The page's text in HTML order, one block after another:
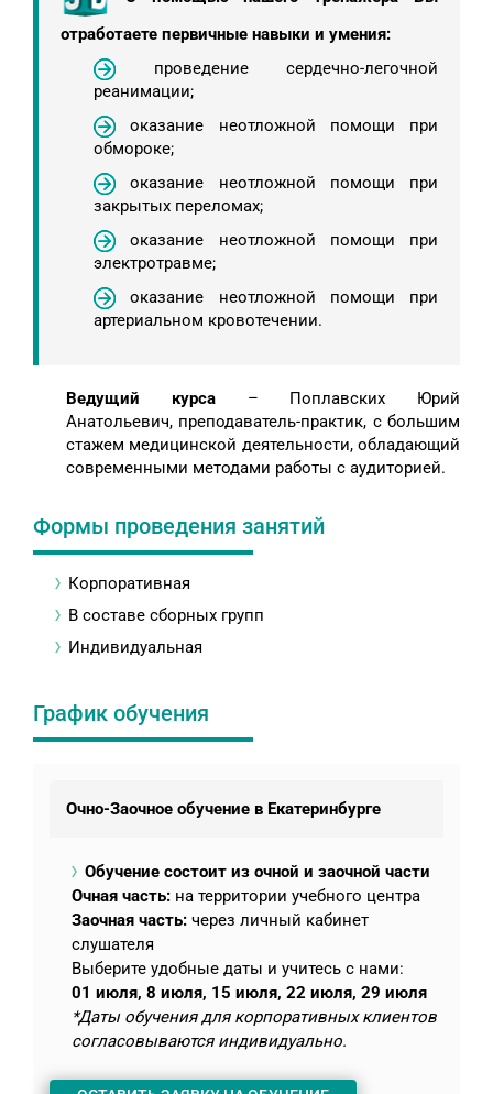
отработаете первичные навыки и умения:
проведение сердечно-легочной
реанимации;
оказание неотложной помощи при
обмороке;
оказание неотложной помощи при
закрытых переломах;
оказание неотложной помощи при
электротравме;
оказание неотложной помощи при
артериальном кровотечении.
Ведущий курса– Поплавских Юрий
Анатольевич, преподаватель-практик, с большим
стажем медицинской деятельности, обладающий
современными методами работы с аудиторией.
Формы проведения занятий
Корпоративная
В составе сборных групп
Индивидуальная
График обучения
Очно-Заочное обучение в Екатеринбурге
Обучение состоит из очной и заочной части
Очная часть: на территории учебного центра
Заочная часть: через личный кабинет
слушателя
Выберите удобные даты и учитесь с нами:
01 июля, 8 июля, 15 июля, 22 июля, 29 июля
*Даты обучения для корпоративных клиентов
согласовываются индивидуально.